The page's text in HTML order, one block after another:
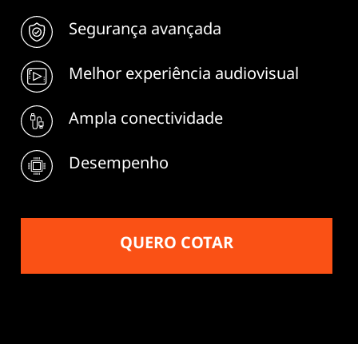
Segurança avançada
Melhor experiência audiovisual
Ampla conectividade
Desempenho
QUERO COTAR